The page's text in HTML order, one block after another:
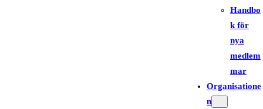
Handbo
k för
nya
medlem
mar
Organisatione
n